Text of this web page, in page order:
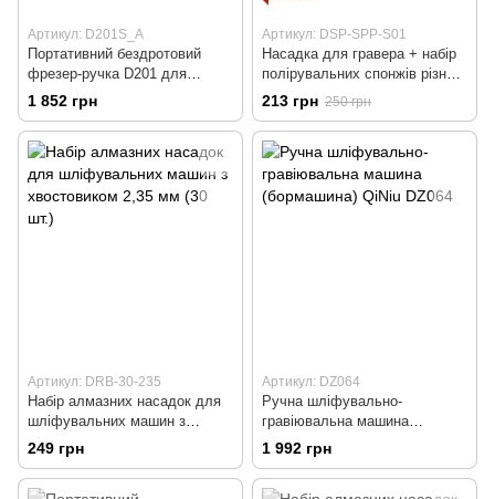
Артикул: D201S_A
Портативний бездротовий
фрезер-ручка D201 для
моделювання і точних робіт, з
аксесуарами
1 852 грн
Артикул: DSP-SPP-S01
Насадка для гравера + набір
полірувальних спонжів різної
жорстксті (8 шт) DSPIAE SPP-
213 грн 250 грн
Артикул: DRB-30-235
Набір алмазних насадок для
шліфувальних машин з
хвостовиком 2,35 мм (30 шт.)
249 грн
Артикул: DZ064
Ручна шліфувально-
гравіювальна машина
(бормашина) QiNiu DZ064
1 992 грн